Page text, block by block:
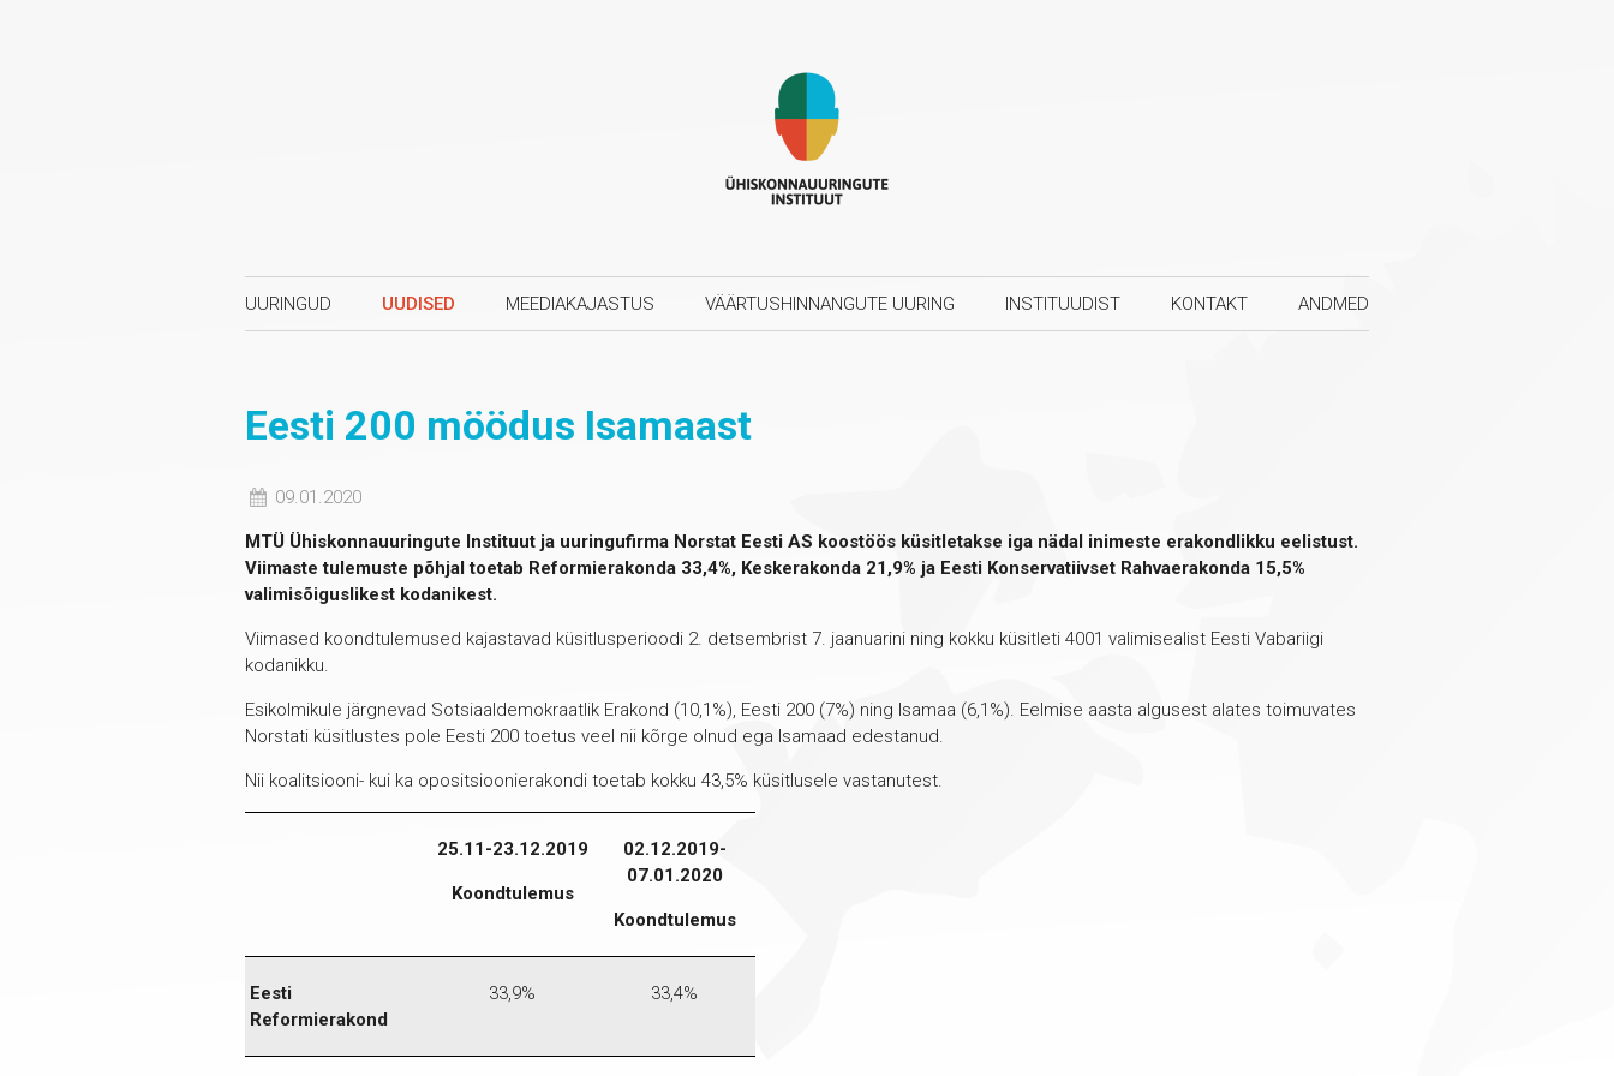
UURINGUD UUDISED MEEDIAKAJASTUS VÄÄRTUSHINNANGUTE UURING INSTITUUDIST KONTAKT ANDMED
Eesti 200 möödus Isamaast
09.01.2020
MTÜ Ühiskonnauuringute Instituut ja uuringufirma Norstat Eesti AS koostöös küsitletakse iga nädal inimeste erakondlikku eelistust.
Viimaste tulemuste põhjal toetab Reformierakonda 33,4%, Keskerakonda 21,9% ja Eesti Konservatiivset Rahvaerakonda 15,5%
valimisõiguslikest kodanikest.
Viimased koondtulemused kajastavad küsitlusperioodi 2. detsembrist 7. jaanuarini ning kokku küsitleti 4001 valimisealist Eesti Vabariigi
kodanikku.
Esikolmikule järgnevad Sotsiaaldemokraatlik Erakond (10,1%), Eesti 200 (7%) ning Isamaa (6,1%). Eelmise aasta algusest alates toimuvates
Norstati küsitlustes pole Eesti 200 toetus veel nii kõrge olnud ega Isamaad edestanud.
Nii koalitsiooni- kui ka opositsioonierakondi toetab kokku 43,5% küsitlusele vastanutest.
25.11-23.12.2019
Koondtulemus
02.12.2019-
07.01.2020
Koondtulemus
Eesti
Reformierakond
33,9% 33,4%